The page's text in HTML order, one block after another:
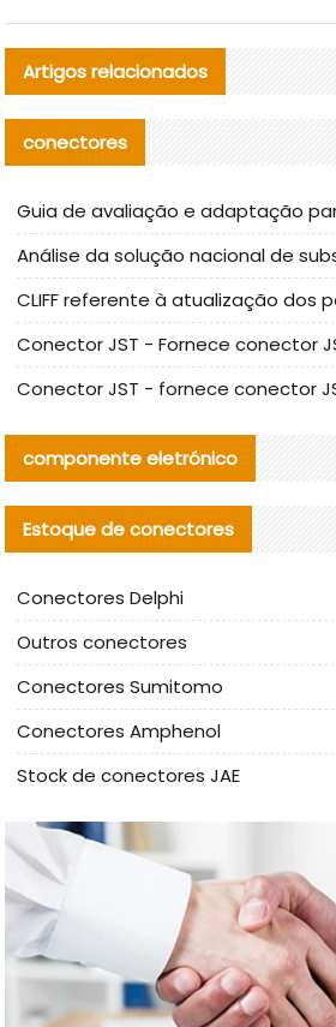
Artigos relacionados
conectores
componente eletrónico
Estoque de conectores
Conectores Delphi
Outros conectores
Conectores Sumitomo
Conectores Amphenol
Stock de conectores JAE